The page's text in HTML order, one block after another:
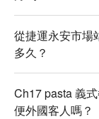
從捷運永安市場
多久？
Ch17 pasta 義
便外國客人嗎？